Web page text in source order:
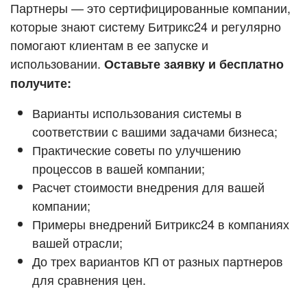
ВХОД
ВХОД
Смотреть видеокейсы
Партнеры — это сертифицированные компании,
которые знают систему Битрикс24 и регулярно
помогают клиентам в ее запуске и
использовании. Оставьте заявку и бесплатно
получите:
Варианты использования системы в
соответствии с вашими задачами бизнеса;
Практические советы по улучшению
процессов в вашей компании;
Расчет стоимости внедрения для вашей
компании;
Примеры внедрений Битрикс24 в компаниях
вашей отрасли;
До трех вариантов КП от разных партнеров
для сравнения цен.